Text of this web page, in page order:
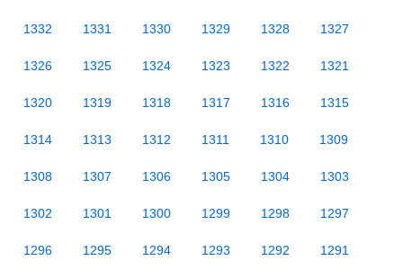
1332 1331 1330 1329 1328 1327
1326 1325 1324 1323 1322 1321
1320 1319 1318 1317 1316 1315
1314 1313 1312 1311 1310 1309
1308 1307 1306 1305 1304 1303
1302 1301 1300 1299 1298 1297
1296 1295 1294 1293 1292 1291